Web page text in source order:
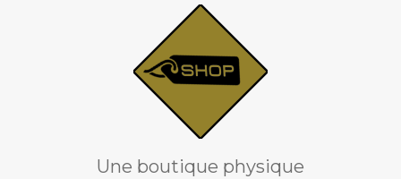
Une boutique physique